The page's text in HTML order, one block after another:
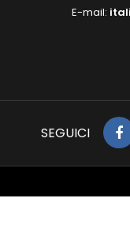
E-mail:
SEGUICI